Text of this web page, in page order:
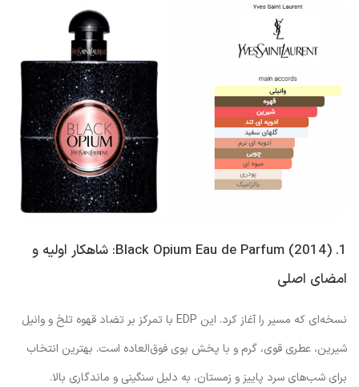
1. Black Opium Eau de Parfum (2014): شاهکار اولیه و
امضای اصلی
نسخه‌ای که مسیر را آغاز کرد. این EDP با تمرکز بر تضاد قهوه تلخ و وانیل
شیرین، عطری قوی، گرم و با پخش بوی فوق‌العاده است. بهترین انتخاب
برای شب‌های سرد پاییز و زمستان، به دلیل سنگینی و ماندگاری بالا.